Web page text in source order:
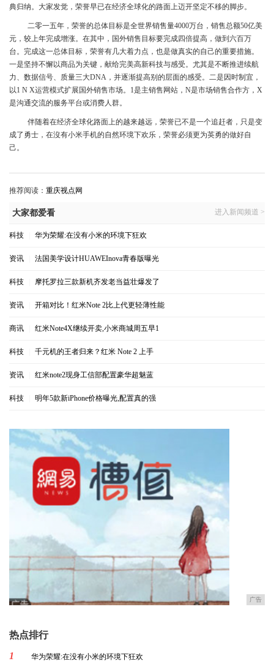
典归纳。大家发觉，荣誉早已在经济全球化的路面上迈开坚定不移的脚步。
二零一五年，荣誉的总体目标是全世界销售量4000万台，销售总额50亿美
元，较上年完成增涨。在其中，国外销售目标要完成四倍提高，做到六百万
台。完成这一总体目标，荣誉有几大着力点，也是做真实的自己的重要措施。
一是坚持不懈以商品为关键，献给完美高新科技与感受。尤其是不断推进续航
力、数据信号、质量三大DNA，并逐渐提高别的层面的感受。二是因时制宜，
以1 N X运营模式扩展国外销售市场。1是主销售网站，N是市场销售合作方，X
是沟通交流的服务平台或消费人群。
伴随着在经济全球化路面上的越来越远，荣誉已不是一个追赶者，只是变
成了勇士，在沒有小米手机的自然环境下欢乐，荣誉必须更为英勇的做好自
己。
推荐阅读： 重庆视点网
大家都爱看 进入新闻频道 >
科技 华为荣耀:在没有小米的环境下狂欢
资讯 法国美学设计HUAWEInova青春版曝光
科技 摩托罗拉三款新机齐发老当益壮爆发了
资讯 开箱对比！红米Note 2比上代更轻薄性能
商讯 红米Note4X继续开卖,小米商城周五早1
科技 千元机的王者归来？红米 Note 2 上手
资讯 红米note2现身工信部配置豪华超魅蓝
科技 明年5款新iPhone价格曝光,配置真的强
广告
热点排行
1
华为荣耀:在没有小米的环境下狂欢